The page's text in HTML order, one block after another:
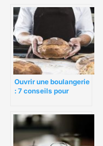
Ouvrir une boulangerie
: 7 conseils pour